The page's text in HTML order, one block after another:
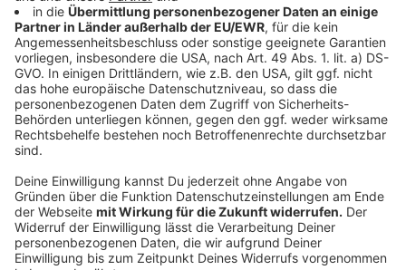
Anzeige
Wir benötigen Ihre
Zustimmung, um den YouTube
Video-Service zu laden!
Wir verwenden einen Service eines
Drittanbieters, um Videoinhalte
einzubetten. Dieser Service kann
Daten zu Ihren Aktivitäten
sammeln. Bitte lesen Sie die